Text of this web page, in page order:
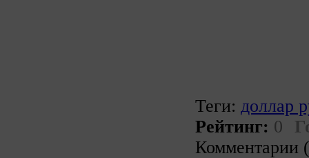
Теги: доллар
Рейтинг: 0
Комментарии